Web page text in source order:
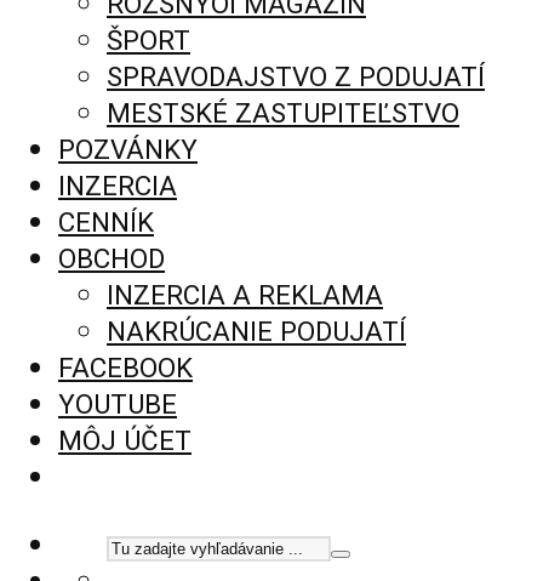
ŠPORT
SPRAVODAJSTVO Z PODUJATÍ
MESTSKÉ ZASTUPITEĽSTVO
POZVÁNKY
INZERCIA
CENNÍK
OBCHOD
INZERCIA A REKLAMA
NAKRÚCANIE PODUJATÍ
FACEBOOK
YOUTUBE
MÔJ ÚČET